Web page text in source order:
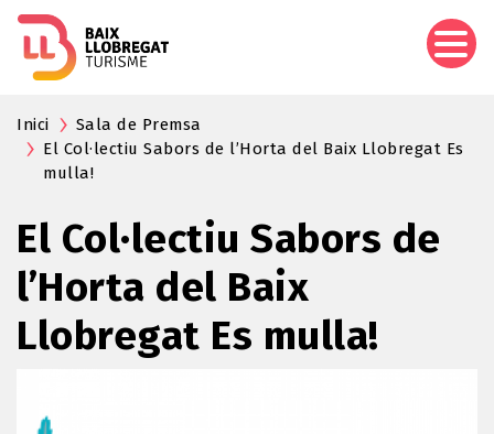
Inici
Sala de Premsa
El Col·lectiu Sabors de l’Horta del Baix Llobregat Es
mulla!
El Col·lectiu Sabors de
l’Horta del Baix
Llobregat Es mulla!